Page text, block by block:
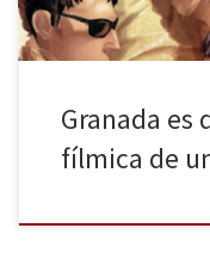
Granada es
fílmica de